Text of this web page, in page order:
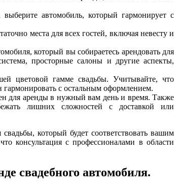
автомобиль, который гармонирует с
места для всех гостей, включая невесту и
который вы собираетесь арендовать для
просторные салоны и другие аспекты,
цветовой гамме свадьбы. Учитывайте, что
с остальным оформлением.
для аренды в нужный вам день и время. Также
лишних сложностей с доставкой или
который будет соответствовать вашим
консультация с профессионалами в области
свадебного автомобиля.